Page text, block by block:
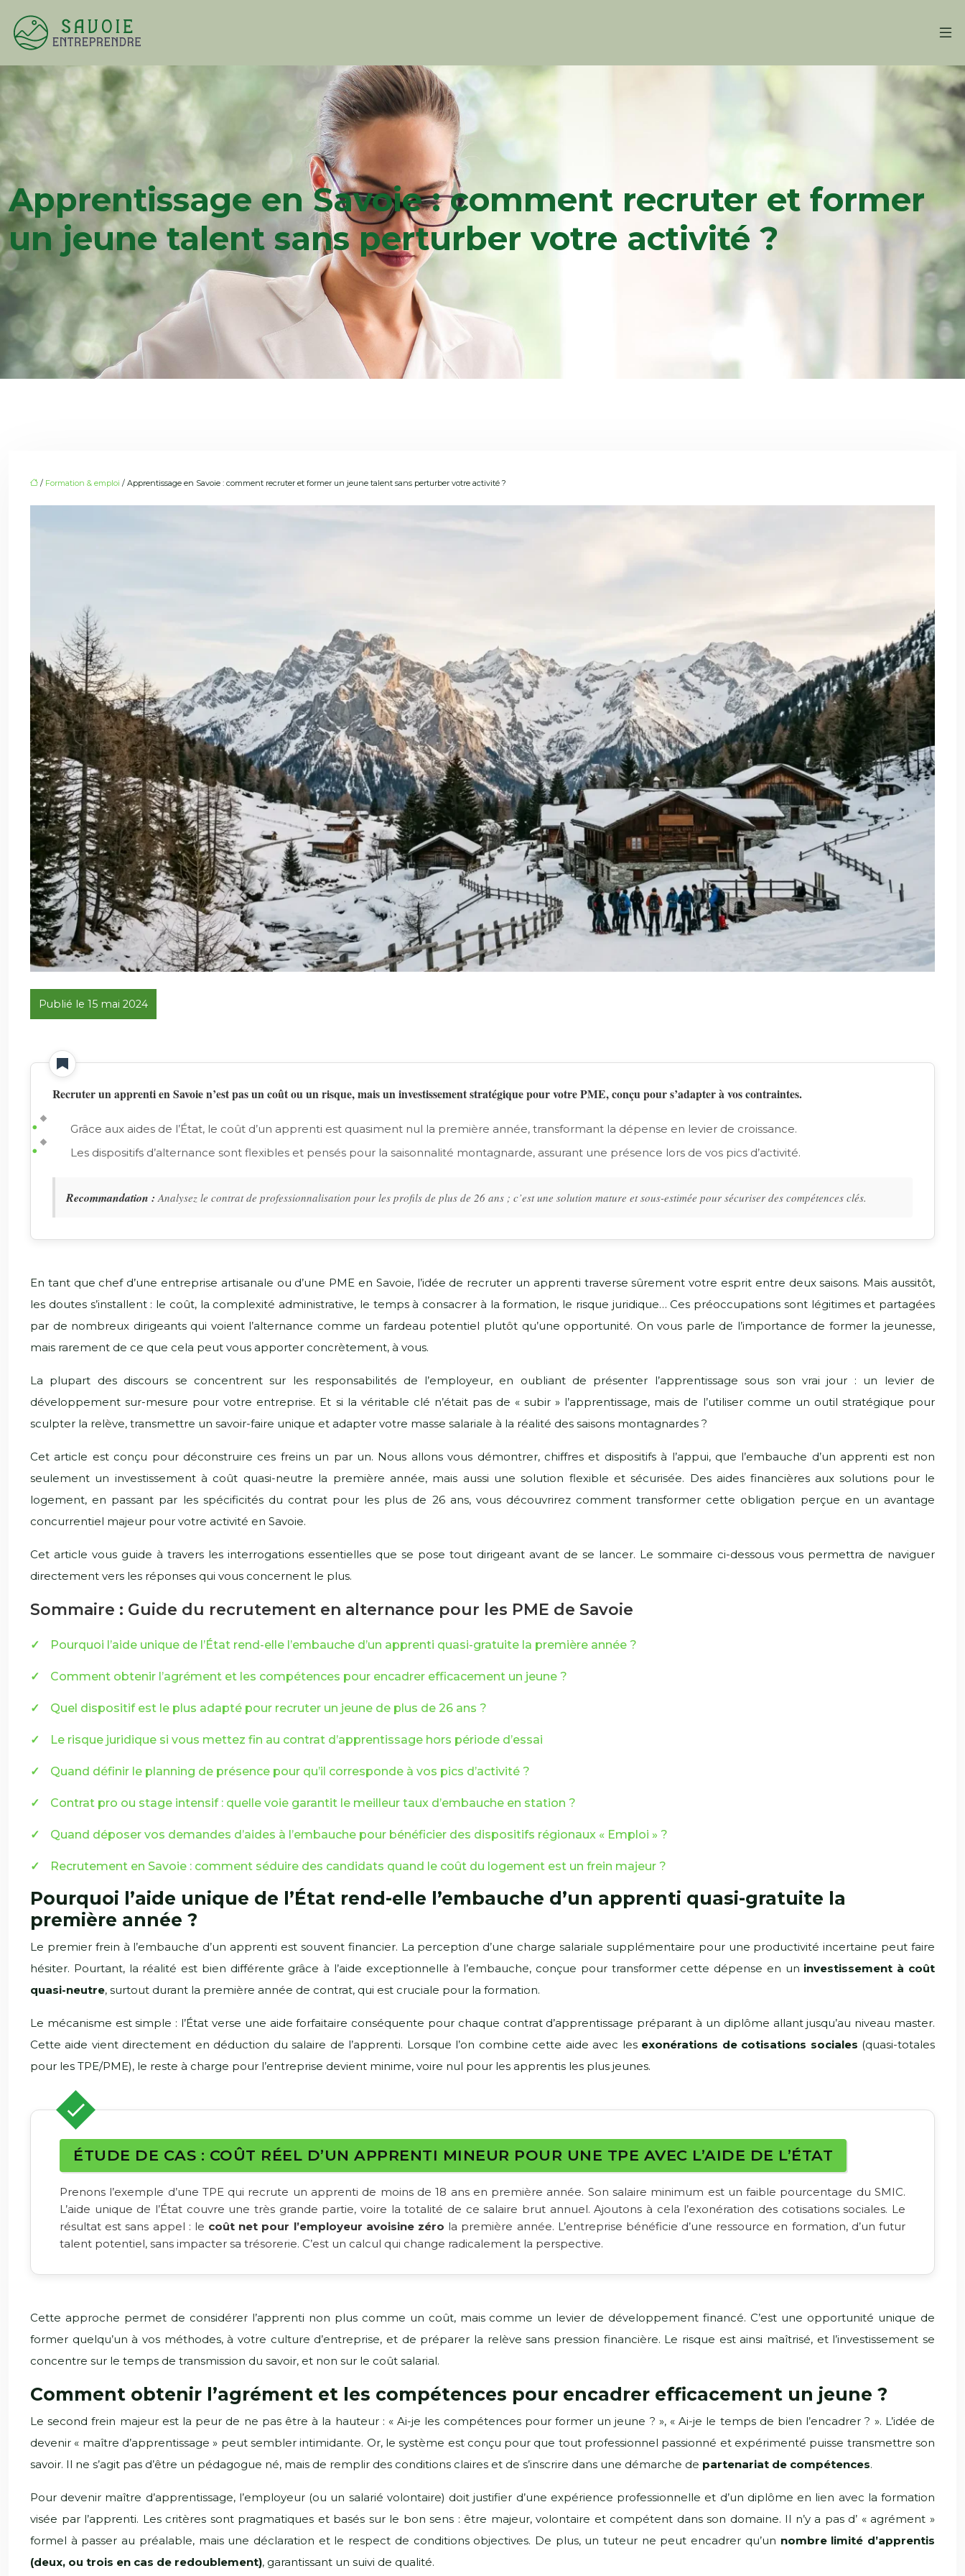
Apprentissage en Savoie : comment recruter et former
un jeune talent sans perturber votre activité ?
/ Formation & emploi / Apprentissage en Savoie : comment recruter et former un jeune talent sans perturber votre activité ?
Publié le 15 mai 2024
Recruter un apprenti en Savoie n’est pas un coût ou un risque, mais un investissement stratégique pour votre PME, conçu pour s’adapter à vos contraintes.
Grâce aux aides de l’État, le coût d’un apprenti est quasiment nul la première année, transformant la dépense en levier de croissance.
Les dispositifs d’alternance sont flexibles et pensés pour la saisonnalité montagnarde, assurant une présence lors de vos pics d’activité.
Recommandation : Analysez le contrat de professionnalisation pour les profils de plus de 26 ans ; c’est une solution mature et sous-estimée pour sécuriser des compétences clés.
En tant que chef d’une entreprise artisanale ou d’une PME en Savoie, l’idée de recruter un apprenti traverse sûrement votre esprit entre deux saisons. Mais aussitôt,
les doutes s’installent : le coût, la complexité administrative, le temps à consacrer à la formation, le risque juridique… Ces préoccupations sont légitimes et partagées
par de nombreux dirigeants qui voient l’alternance comme un fardeau potentiel plutôt qu’une opportunité. On vous parle de l’importance de former la jeunesse,
mais rarement de ce que cela peut vous apporter concrètement, à vous.
La plupart des discours se concentrent sur les responsabilités de l’employeur, en oubliant de présenter l’apprentissage sous son vrai jour : un levier de
développement sur-mesure pour votre entreprise. Et si la véritable clé n’était pas de « subir » l’apprentissage, mais de l’utiliser comme un outil stratégique pour
sculpter la relève, transmettre un savoir-faire unique et adapter votre masse salariale à la réalité des saisons montagnardes ?
Cet article est conçu pour déconstruire ces freins un par un. Nous allons vous démontrer, chiffres et dispositifs à l’appui, que l’embauche d’un apprenti est non
seulement un investissement à coût quasi-neutre la première année, mais aussi une solution flexible et sécurisée. Des aides financières aux solutions pour le
logement, en passant par les spécificités du contrat pour les plus de 26 ans, vous découvrirez comment transformer cette obligation perçue en un avantage
concurrentiel majeur pour votre activité en Savoie.
Cet article vous guide à travers les interrogations essentielles que se pose tout dirigeant avant de se lancer. Le sommaire ci-dessous vous permettra de naviguer
directement vers les réponses qui vous concernent le plus.
Sommaire : Guide du recrutement en alternance pour les PME de Savoie
Pourquoi l’aide unique de l’État rend-elle l’embauche d’un apprenti quasi-gratuite la première année ?
Comment obtenir l’agrément et les compétences pour encadrer efficacement un jeune ?
Quel dispositif est le plus adapté pour recruter un jeune de plus de 26 ans ?
Le risque juridique si vous mettez fin au contrat d’apprentissage hors période d’essai
Quand définir le planning de présence pour qu’il corresponde à vos pics d’activité ?
Contrat pro ou stage intensif : quelle voie garantit le meilleur taux d’embauche en station ?
Quand déposer vos demandes d’aides à l’embauche pour bénéficier des dispositifs régionaux « Emploi » ?
Recrutement en Savoie : comment séduire des candidats quand le coût du logement est un frein majeur ?
Pourquoi l’aide unique de l’État rend-elle l’embauche d’un apprenti quasi-gratuite la
première année ?
Le premier frein à l’embauche d’un apprenti est souvent financier. La perception d’une charge salariale supplémentaire pour une productivité incertaine peut faire
hésiter. Pourtant, la réalité est bien différente grâce à l’aide exceptionnelle à l’embauche, conçue pour transformer cette dépense en un investissement à coût
quasi-neutre, surtout durant la première année de contrat, qui est cruciale pour la formation.
Le mécanisme est simple : l’État verse une aide forfaitaire conséquente pour chaque contrat d’apprentissage préparant à un diplôme allant jusqu’au niveau master.
Cette aide vient directement en déduction du salaire de l’apprenti. Lorsque l’on combine cette aide avec les exonérations de cotisations sociales (quasi-totales
pour les TPE/PME), le reste à charge pour l’entreprise devient minime, voire nul pour les apprentis les plus jeunes.
ÉTUDE DE CAS : COÛT RÉEL D’UN APPRENTI MINEUR POUR UNE TPE AVEC L’AIDE DE L’ÉTAT
Prenons l’exemple d’une TPE qui recrute un apprenti de moins de 18 ans en première année. Son salaire minimum est un faible pourcentage du SMIC.
L’aide unique de l’État couvre une très grande partie, voire la totalité de ce salaire brut annuel. Ajoutons à cela l’exonération des cotisations sociales. Le
résultat est sans appel : le coût net pour l’employeur avoisine zéro la première année. L’entreprise bénéficie d’une ressource en formation, d’un futur
talent potentiel, sans impacter sa trésorerie. C’est un calcul qui change radicalement la perspective.
Cette approche permet de considérer l’apprenti non plus comme un coût, mais comme un levier de développement financé. C’est une opportunité unique de
former quelqu’un à vos méthodes, à votre culture d’entreprise, et de préparer la relève sans pression financière. Le risque est ainsi maîtrisé, et l’investissement se
concentre sur le temps de transmission du savoir, et non sur le coût salarial.
Comment obtenir l’agrément et les compétences pour encadrer efficacement un jeune ?
Le second frein majeur est la peur de ne pas être à la hauteur : « Ai-je les compétences pour former un jeune ? », « Ai-je le temps de bien l’encadrer ? ». L’idée de
devenir « maître d’apprentissage » peut sembler intimidante. Or, le système est conçu pour que tout professionnel passionné et expérimenté puisse transmettre son
savoir. Il ne s’agit pas d’être un pédagogue né, mais de remplir des conditions claires et de s’inscrire dans une démarche de partenariat de compétences.
Pour devenir maître d’apprentissage, l’employeur (ou un salarié volontaire) doit justifier d’une expérience professionnelle et d’un diplôme en lien avec la formation
visée par l’apprenti. Les critères sont pragmatiques et basés sur le bon sens : être majeur, volontaire et compétent dans son domaine. Il n’y a pas d’ « agrément »
formel à passer au préalable, mais une déclaration et le respect de conditions objectives. De plus, un tuteur ne peut encadrer qu’un nombre limité d’apprentis
(deux, ou trois en cas de redoublement), garantissant un suivi de qualité.